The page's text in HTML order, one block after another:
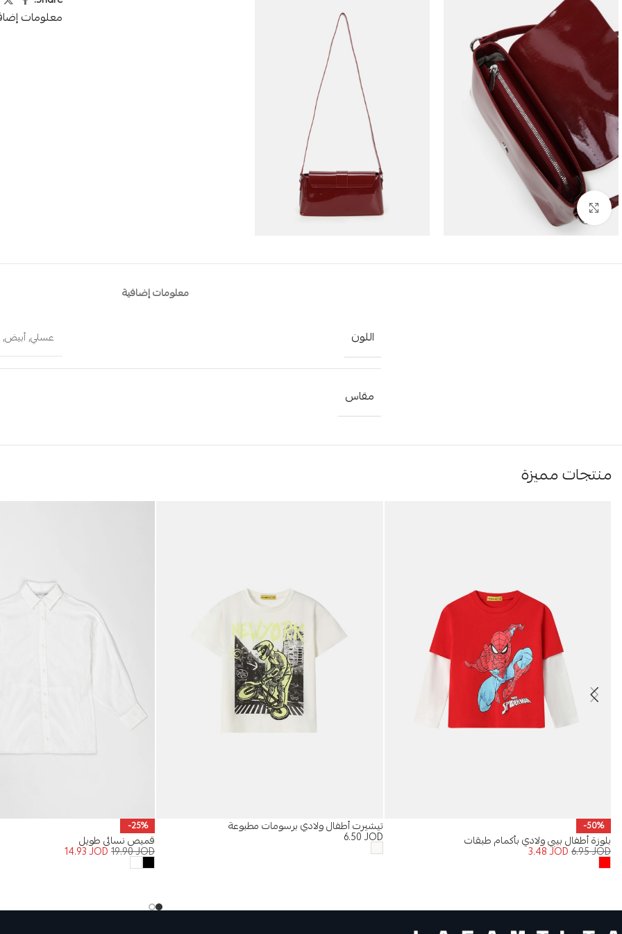
Click to enlarge
معلومات
معلومات إضافية
اللون عسلي,أبيض,
مقاس
منتجات مميزة
-50%
بلوزة أطفال بيبي ولادي بأكمام طبقات
6.95JOD
3.48JOD
تيشيرت أطفال ولادي برسومات مطبوعة
6.50JOD
-25%
قميص نسائي طويل
19.90JOD
14.93JOD